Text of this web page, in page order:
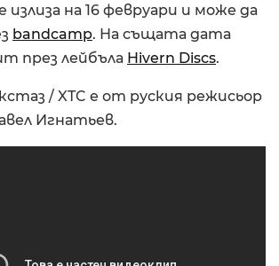
излиза на 16 февруари и може да
bandcamp. На същата дата
през лейбъла Hivern Discs.
/ XTC е от руския режисьор
Игнатьев.